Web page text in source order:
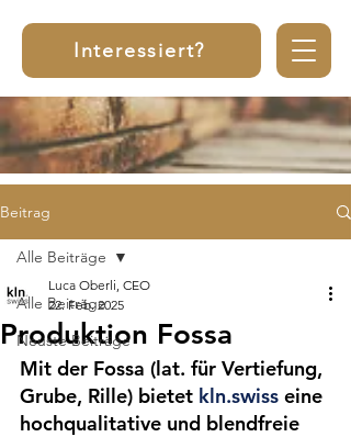
Interessiert?
Beitrag
Alle Beiträge
Neuste Beiträge
Alle Beiträge
Produktion Fossa
Luca Oberli, CEO
22. Feb. 2025
Mit der Fossa (lat. für Vertiefung,
Grube, Rille) bietet kln.swiss eine
hochqualitative und blendfreie